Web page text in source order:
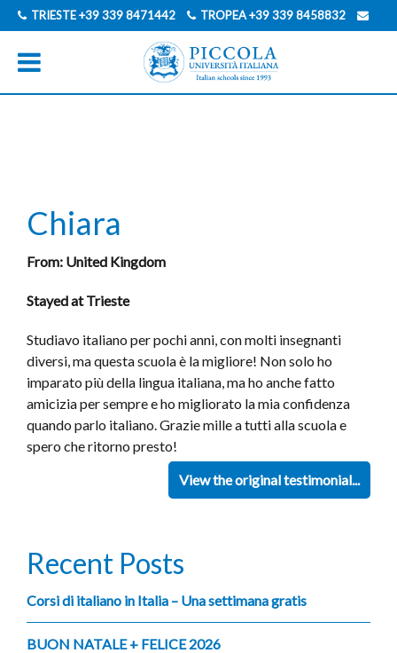
TRIESTE+39 339 8471442 TROPEA+39 339 8458832
INFO@PICCOLAUNIVERSITAITALIANA.COM
INGLESE
Chiara
From: United Kingdom
Stayed at Trieste
Studiavo italiano per pochi anni, con molti insegnanti
diversi, ma questa scuola è la migliore! Non solo ho
imparato più della lingua italiana, ma ho anche fatto
amicizia per sempre e ho migliorato la mia confidenza
quando parlo italiano. Grazie mille a tutti alla scuola e
spero che ritorno presto!
View the original testimonial...
Recent Posts
Corsi di italiano in Italia – Una settimana gratis
BUON NATALE + FELICE 2026